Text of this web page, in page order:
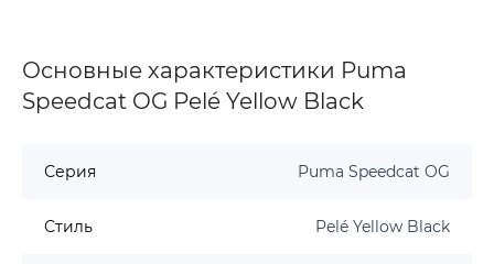
Основные характеристики Puma
Speedcat OG Pelé Yellow Black
Серия Puma Speedcat OG
Стиль Pelé Yellow Black